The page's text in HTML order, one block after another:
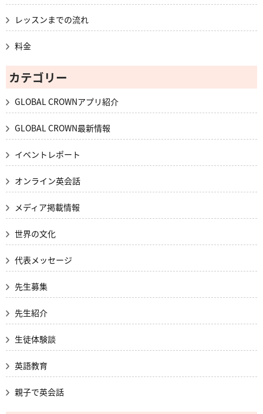
レッスンまでの流れ
料金
カテゴリー
GLOBAL CROWNアプリ紹介
GLOBAL CROWN最新情報
イベントレポート
オンライン英会話
メディア掲載情報
世界の文化
代表メッセージ
先生募集
先生紹介
生徒体験談
英語教育
親子で英会話